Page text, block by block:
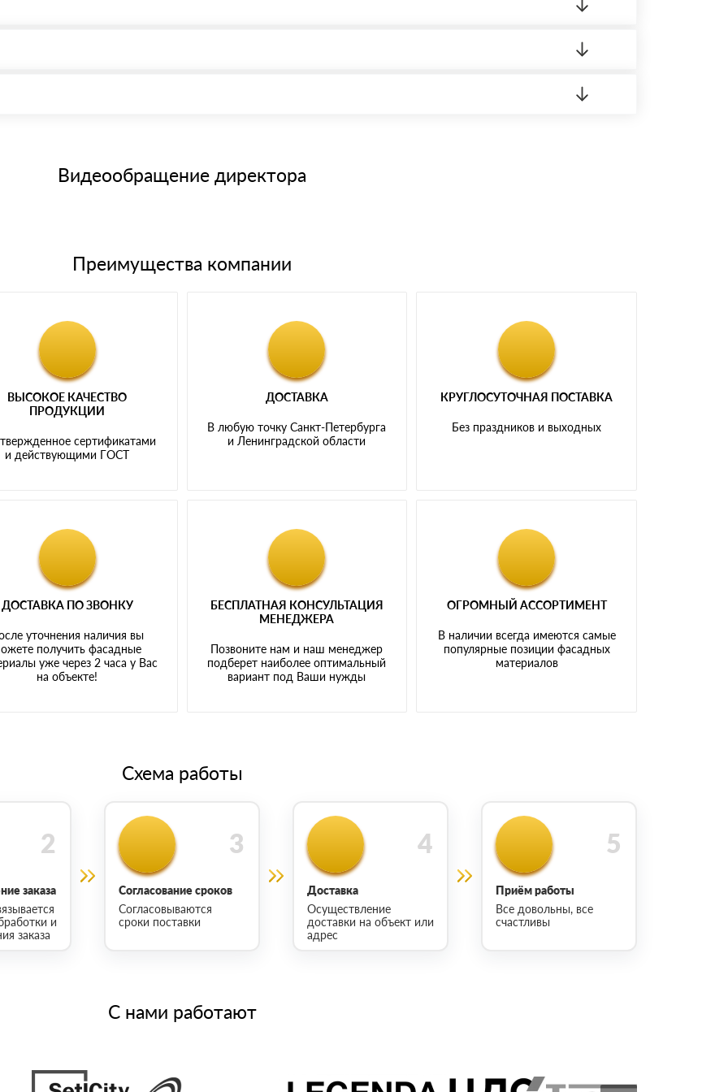
банковским картам
Видеообращение директора
Преимущества компании
ВЫСОКОЕ КАЧЕСТВО
ПРОДУКЦИИ
сертификатами
и действующими ГОСТ
ДОСТАВКА
В любую точку Санкт-Петербурга
и Ленинградской области
КРУГЛОСУТОЧНАЯ ПОСТАВКА
Без праздников и выходных
ДОСТАВКА ПО ЗВОНКУ
уточнения наличия вы
получить фасадные
уже через 2 часа у Вас
на объекте!
БЕСПЛАТНАЯ КОНСУЛЬТАЦИЯ
МЕНЕДЖЕРА
Позвоните нам и наш менеджер
подберет наиболее оптимальный
вариант под Ваши нужды
ОГРОМНЫЙ АССОРТИМЕНТ
В наличии всегда имеются самые
популярные позиции фасадных
материалов
Схема работы
заказа
и
заказа
Согласование сроков
Согласовываются
сроки поставки
Доставка
Осуществление
доставки на объект или
адрес
Приём работы
Все довольны, все
счастливы
С нами работают